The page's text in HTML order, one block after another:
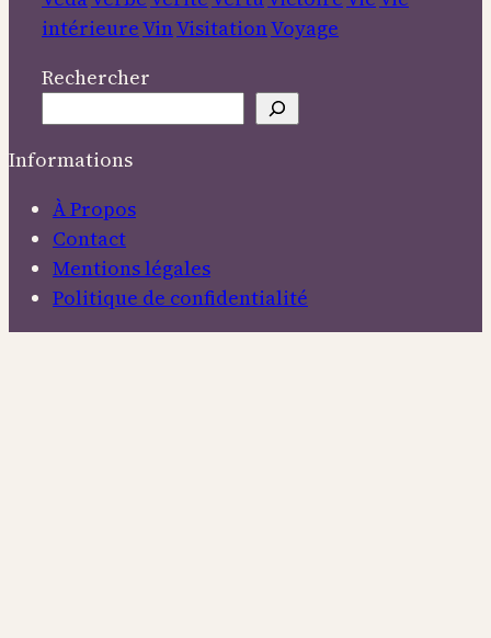
intérieureVinVisitationVoyage
Rechercher
Informations
À Propos
Contact
Mentions légales
Politique de confidentialité